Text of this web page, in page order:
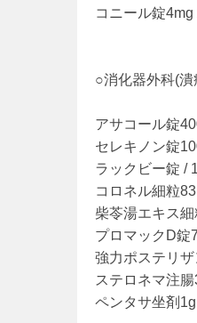
コニール錠
○消化器外科(
アサコール錠
セレキノン錠
ラックビー錠 /
コロネル細粒
柴苓湯エキス
プロマックD錠
強力ポステリ
ステロネマ注
ペンタサ坐剤